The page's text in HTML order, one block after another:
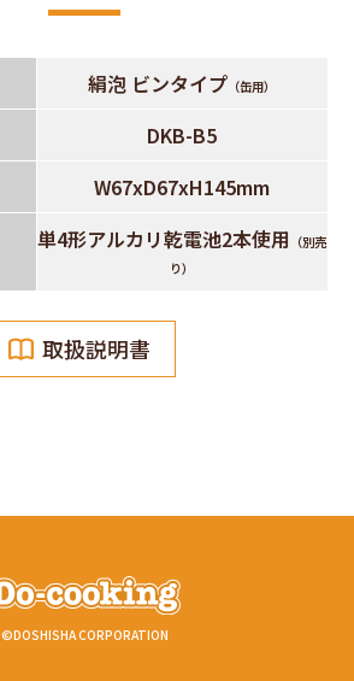
絹泡 ビンタイプ （缶用）
DKB-B5
W67xD67xH145mm
単4形アルカリ乾電池2本使用 （別売
り）
取扱説明書
©DOSHISHA CORPORATION